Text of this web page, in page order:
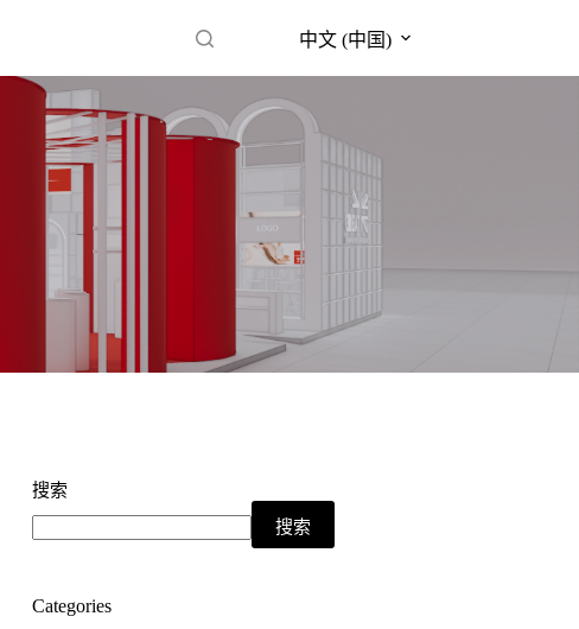
中文 (中国)
搜索
搜索
Categories